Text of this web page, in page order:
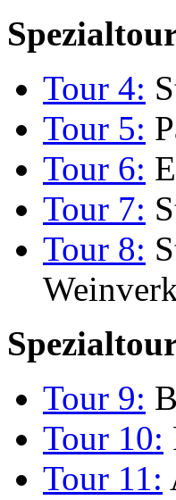
Tour 4:
Tour 5:
Tour 6:
Tour 7:
Tour 8:
Tour 9:
Tour 10:
Tour 11: